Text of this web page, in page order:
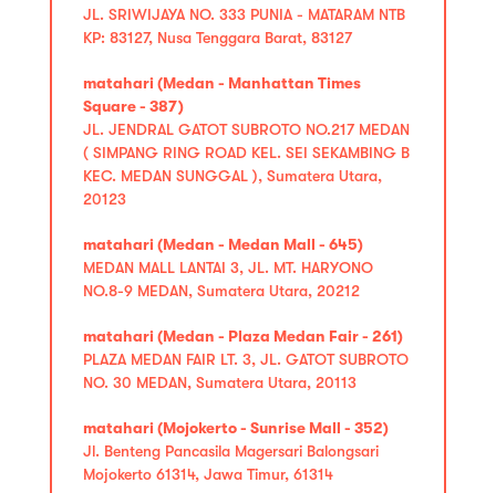
JL. SRIWIJAYA NO. 333 PUNIA - MATARAM NTB
KP: 83127, Nusa Tenggara Barat, 83127
matahari (Medan - Manhattan Times
Square - 387)
JL. JENDRAL GATOT SUBROTO NO.217 MEDAN
( SIMPANG RING ROAD KEL. SEI SEKAMBING B
KEC. MEDAN SUNGGAL ), Sumatera Utara,
20123
matahari (Medan - Medan Mall - 645)
MEDAN MALL LANTAI 3, JL. MT. HARYONO
NO.8-9 MEDAN, Sumatera Utara, 20212
matahari (Medan - Plaza Medan Fair - 261)
PLAZA MEDAN FAIR LT. 3, JL. GATOT SUBROTO
NO. 30 MEDAN, Sumatera Utara, 20113
matahari (Mojokerto - Sunrise Mall - 352)
Jl. Benteng Pancasila Magersari Balongsari
Mojokerto 61314, Jawa Timur, 61314